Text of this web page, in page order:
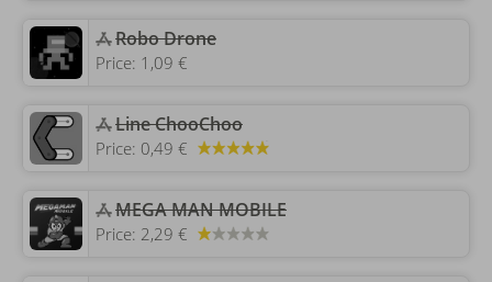
‎Robo Drone
Price: 1,09 €
Line ChooChoo
Price: 0,49 €
‎MEGA MAN MOBILE
Price: 2,29 €